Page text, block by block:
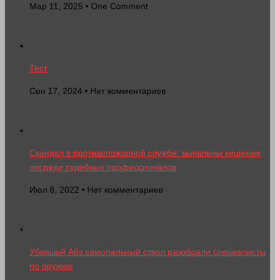
Мар 11, 2025 • One Comment
Тест
Сен 17, 2024 • Нет комментариев
Скандал в противопожарной службе: выявлены хищения
посреди судебных профессионалов
Июл 8, 2022 • Нет комментариев
Убивший Абэ самопальный ствол разобрали специалисты
по оружию